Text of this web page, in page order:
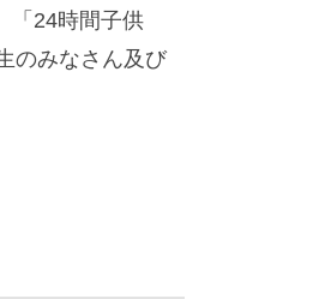
「24時間子供
のみなさん及び